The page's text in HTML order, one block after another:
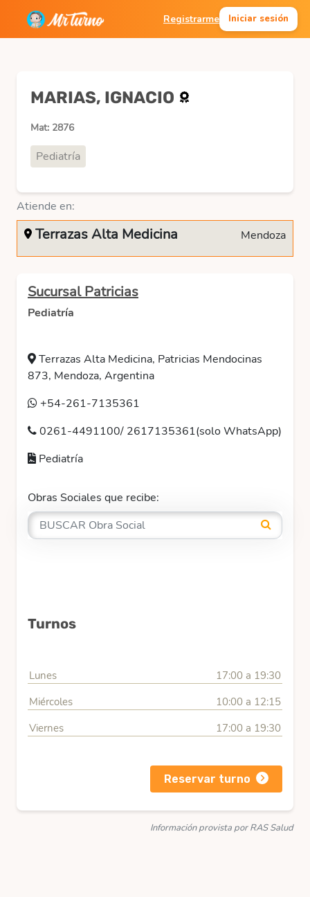
Registrarme Iniciar sesión
MARIAS, IGNACIO
Mat: 2876
Pediatría
Atiende en:
Terrazas Alta Medicina Mendoza
Sucursal Patricias
Pediatría
Terrazas Alta Medicina, Patricias Mendocinas
873, Mendoza, Argentina
+54-261-7135361
0261-4491100/ 2617135361(solo WhatsApp)
Pediatría
Obras Sociales que recibe:
Turnos
Lunes
17:00 a 19:30
Miércoles
10:00 a 12:15
Viernes
17:00 a 19:30
Reservar turno
Información provista por RAS Salud